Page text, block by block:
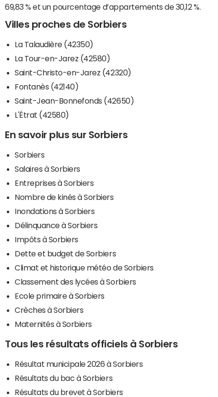
69,83 % et un pourcentage d’appartements de 30,12 %.
Villes proches de Sorbiers
La Talaudière (42350)
La Tour-en-Jarez (42580)
Saint-Christo-en-Jarez (42320)
Fontanès (42140)
Saint-Jean-Bonnefonds (42650)
L'Étrat (42580)
En savoir plus sur Sorbiers
Sorbiers
Salaires à Sorbiers
Entreprises à Sorbiers
Nombre de kinés à Sorbiers
Inondations à Sorbiers
Délinquance à Sorbiers
Impôts à Sorbiers
Dette et budget de Sorbiers
Climat et historique météo de Sorbiers
Classement des lycées à Sorbiers
Ecole primaire à Sorbiers
Crèches à Sorbiers
Maternités à Sorbiers
Tous les résultats officiels à Sorbiers
Résultat municipale 2026 à Sorbiers
Résultats du bac à Sorbiers
Résultats du brevet à Sorbiers